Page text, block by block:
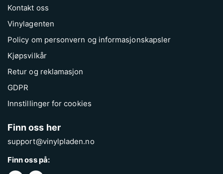
Kontakt oss
Vinylagenten
Policy om personvern og informasjonskapsler
Kjøpsvilkår
Retur og reklamasjon
GDPR
Innstillinger for cookies
Finn oss her
support@vinylpladen.no
Finn oss på: